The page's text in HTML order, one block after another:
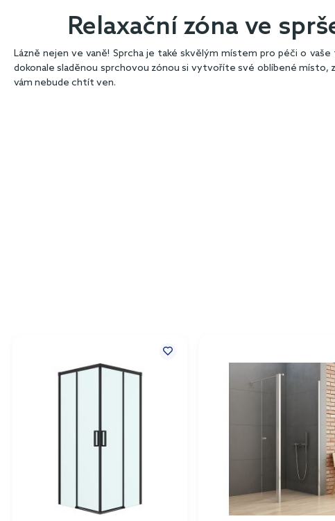
Relaxační zóna ve
Lázně nejen ve vaně! Sprcha je také skvělým místem pro péči o vaše
dokonale sladěnou sprchovou zónou si vytvoříte své oblíbené místo,
vám nebude chtít ven.